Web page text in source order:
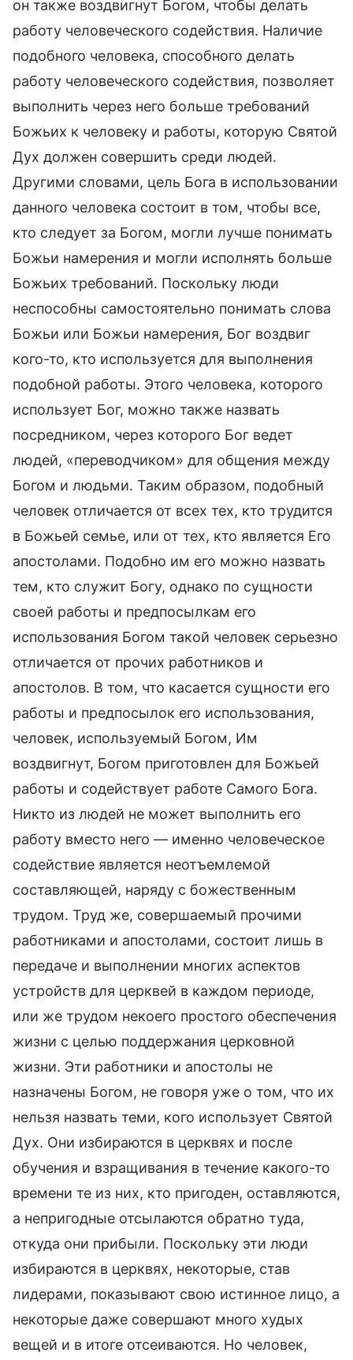
он также воздвигнут Богом, чтобы делать
работу человеческого содействия. Наличие
подобного человека, способного делать
работу человеческого содействия, позволяет
выполнить через него больше требований
Божьих к человеку и работы, которую Святой
Дух должен совершить среди людей.
Другими словами, цель Бога в использовании
данного человека состоит в том, чтобы все,
кто следует за Богом, могли лучше понимать
Божьи намерения и могли исполнять больше
Божьих требований. Поскольку люди
неспособны самостоятельно понимать слова
Божьи или Божьи намерения, Бог воздвиг
кого-то, кто используется для выполнения
подобной работы. Этого человека, которого
использует Бог, можно также назвать
посредником, через которого Бог ведет
людей, «переводчиком» для общения между
Богом и людьми. Таким образом, подобный
человек отличается от всех тех, кто трудится
в Божьей семье, или от тех, кто является Его
апостолами. Подобно им его можно назвать
тем, кто служит Богу, однако по сущности
своей работы и предпосылкам его
использования Богом такой человек серьезно
отличается от прочих работников и
апостолов. В том, что касается сущности его
работы и предпосылок его использования,
человек, используемый Богом, Им
воздвигнут, Богом приготовлен для Божьей
работы и содействует работе Самого Бога.
Никто из людей не может выполнить его
работу вместо него — именно человеческое
содействие является неотъемлемой
составляющей, наряду с божественным
трудом. Труд же, совершаемый прочими
работниками и апостолами, состоит лишь в
передаче и выполнении многих аспектов
устройств для церквей в каждом периоде,
или же трудом некоего простого обеспечения
жизни с целью поддержания церковной
жизни. Эти работники и апостолы не
назначены Богом, не говоря уже о том, что их
нельзя назвать теми, кого использует Святой
Дух. Они избираются в церквях и после
обучения и взращивания в течение какого-то
времени те из них, кто пригоден, оставляются,
а непригодные отсылаются обратно туда,
откуда они прибыли. Поскольку эти люди
избираются в церквях, некоторые, став
лидерами, показывают свою истинное лицо, а
некоторые даже совершают много худых
вещей и в итоге отсеиваются. Но человек,